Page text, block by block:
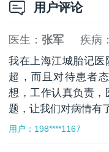
用户评论
医生：张军 疾病：
我在上海江城胎记
超，而且对待患者
想，工作认真负责
题，让我们对病情有
用户：198****1167